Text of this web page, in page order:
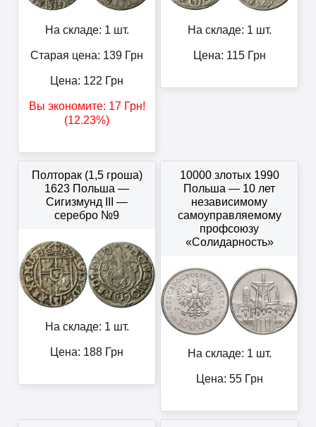
На складе: 1 шт.
Старая цена: 139 Грн
Цена: 122 Грн
Вы экономите: 17Грн!
(12.23%)
На складе: 1 шт.
Цена: 115Грн
Полторак (1,5 гроша)
1623 Польша —
Сигизмунд III —
серебро №9
На складе: 1 шт.
Цена: 188 Грн
10000 злотых 1990
Польша — 10 лет
независимому
самоуправляемому
профсоюзу
«Солидарность»
На складе: 1 шт.
Цена: 55Грн